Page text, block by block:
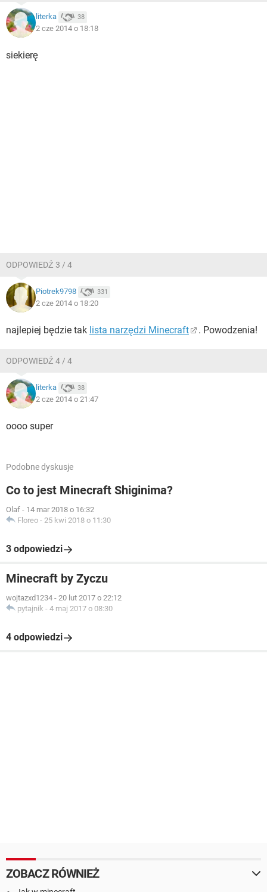
literka 38
2 cze 2014 o 18:18
siekierę
ODPOWIEDŹ 3 / 4
Piotrek9798 331
2 cze 2014 o 18:20
najlepiej będzie tak lista narzędzi Minecraft . Powodzenia!
ODPOWIEDŹ 4 / 4
literka 38
2 cze 2014 o 21:47
oooo super
Podobne dyskusje
Co to jest Minecraft Shiginima?
Olaf - 14 mar 2018 o 16:32
Floreo - 25 kwi 2018 o 11:30
3 odpowiedzi
Minecraft by Zyczu
wojtazxd1234 - 20 lut 2017 o 22:12
pytajnik - 4 maj 2017 o 08:30
4 odpowiedzi
ZOBACZ RÓWNIEŻ